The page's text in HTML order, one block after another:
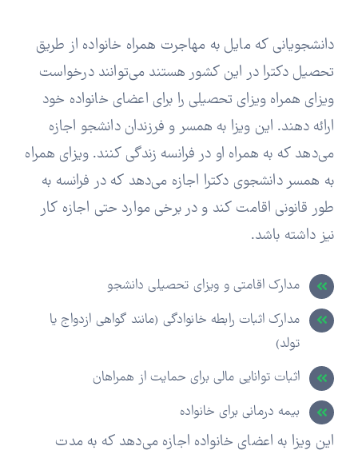
دانشجویانی که مایل به مهاجرت همراه خانواده از طریق
تحصیل دکترا در این کشور هستند می‌توانند درخواست
ویزای همراه ویزای تحصیلی را برای اعضای خانواده خود
ارائه دهند. این ویزا به همسر و فرزندان دانشجو اجازه
می‌دهد که به همراه او در فرانسه زندگی کنند. ویزای همراه
به همسر دانشجوی دکترا اجازه می‌دهد که در فرانسه به
طور قانونی اقامت کند و در برخی موارد حتی اجازه کار
نیز داشته باشد.
مدارک اقامتی و ویزای تحصیلی دانشجو
مدارک اثبات رابطه خانوادگی (مانند گواهی ازدواج یا
تولد)
اثبات توانایی مالی برای حمایت از همراهان
بیمه درمانی برای خانواده
این ویزا به اعضای خانواده اجازه می‌دهد که به مدت